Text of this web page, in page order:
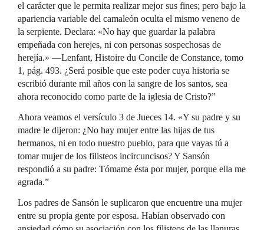
el carácter que le permita realizar mejor sus fines; pero bajo la
apariencia variable del camaleón oculta el mismo veneno de
la serpiente. Declara: «No hay que guardar la palabra
empeñada con herejes, ni con personas sospechosas de
herejía.» —Lenfant, Histoire du Concile de Constance, tomo
1, pág. 493. ¿Será posible que este poder cuya historia se
escribió durante mil años con la sangre de los santos, sea
ahora reconocido como parte de la iglesia de Cristo?”
Ahora veamos el versículo 3 de Jueces 14. «Y su padre y su
madre le dijeron: ¿No hay mujer entre las hijas de tus
hermanos, ni en todo nuestro pueblo, para que vayas tú a
tomar mujer de los filisteos incircuncisos? Y Sansón
respondió a su padre: Tómame ésta por mujer, porque ella me
agrada.”
Los padres de Sansón le suplicaron que encuentre una mujer
entre su propia gente por esposa. Habían observado con